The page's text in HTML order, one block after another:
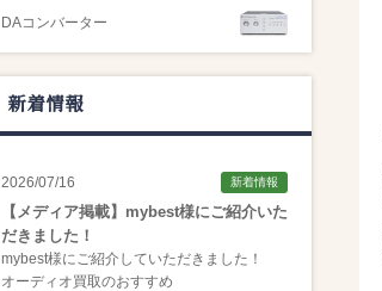
DAコンバーター
新着情報
2026/07/16 新着情報
【メディア掲載】mybest様にご紹介いた
だきました！
mybest様にご紹介していただきました！
オーディオ買取のおすすめ